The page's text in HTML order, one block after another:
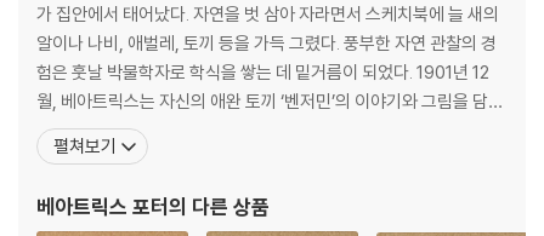
가 집안에서 태어났다. 자연을 벗 삼아 자라면서 스케치북에 늘 새의
알이나 나비, 애벌레, 토끼 등을 가득 그렸다. 풍부한 자연 관찰의 경
험은 훗날 박물학자로 학식을 쌓는 데 밑거름이 되었다. 1901년 12
월, 베아트릭스는 자신의 애완 토끼 ‘벤저민’의 이야기와 그림을 담은
책을 자비 출판했다. 이 작은 책은 단 1실링 2펜스였고 순식간에 모두
팔려 나갔다. 워낙 선풍적인 인기를 끌어 셜록 홈즈의 작가 코난 도일
출판 계약을 맺고 불과
펼쳐보기
베아트릭스 포터의 다른 상품